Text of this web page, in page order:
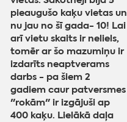
pieaugušo kaķu vietas un
nu jau no šī gada- 10! Lai
arī vietu skaits ir neliels,
tomēr ar šo mazumiņu ir
izdarīts neaptverams
darbs - pa šiem 2
gadiem caur patversmes
"rokām" ir izgājuši ap
400 kaķu. Lielākā daļa